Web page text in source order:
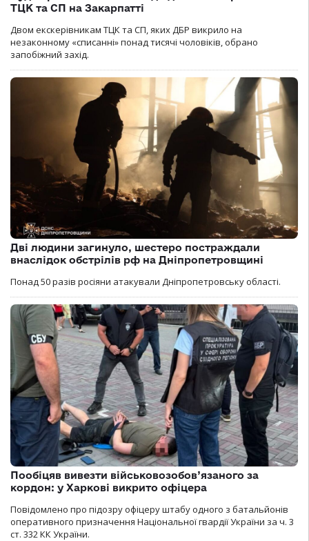
ТЦК та СП на Закарпатті
Двом екскерівникам ТЦК та СП, яких ДБР викрило на
незаконному «списанні» понад тисячі чоловіків, обрано
запобіжний захід.
Дві людини загинуло, шестеро постраждали
внаслідок обстрілів рф на Дніпропетровщині
Понад 50 разів росіяни атакували Дніпропетровську області.
Пообіцяв вивезти військовозобов’язаного за
кордон: у Харкові викрито офіцера
Повідомлено про підозру офіцеру штабу одного з батальйонів
оперативного призначення Національної гвардії України за ч. 3
ст. 332 КК України.